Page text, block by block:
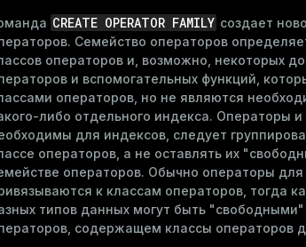
CREATE OPERATOR FAMILY создает
Семейство операторов
операторов и, возможно, некоторых
и вспомогательных функций,
операторов, но не являются
либо отдельного индекса. Операторы
для индексов, следует
операторов, а не оставлять их
операторов. Обычно операторы
к классам операторов, тогда
типов данных могут быть "свободными"
содержащем классы операторов